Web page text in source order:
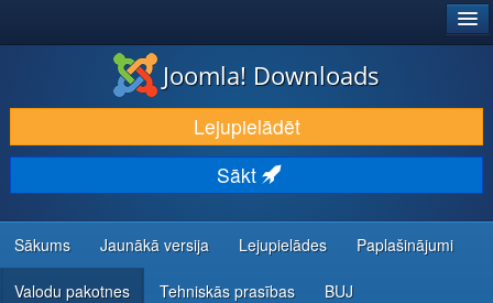
LEJUPIELĀDĒT UN PAPLAŠINĀT
ATKLĀJ UN IEMĀCIES
KOPIENA UN ATBALSTS
IZSTRĀDĀTĀJU RESURSI
Joomla! Downloads
Lejupielādēt
Sākt
Sākums Jaunākā versija Lejupielādes Paplašinājumi
Valodu pakotnes Tehniskās prasības BUJ